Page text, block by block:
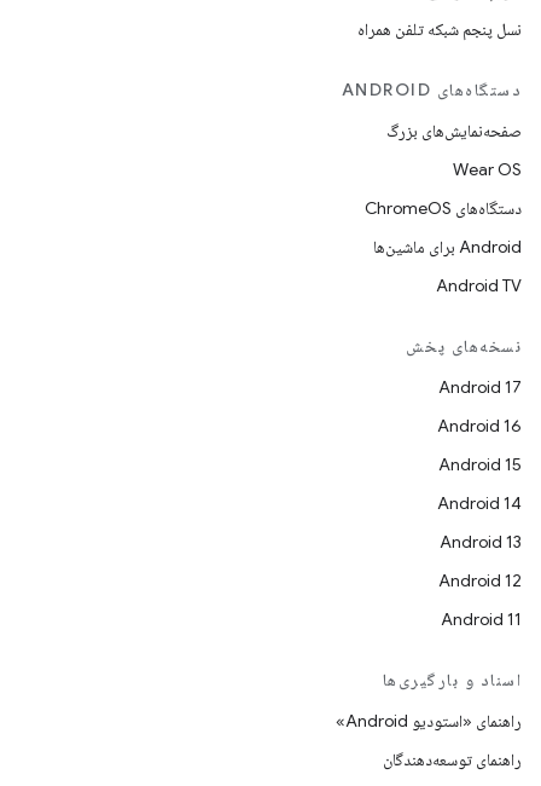
نسل پنجم شبکه تلفن همراه
دستگاه‌های ANDROID
صفحه‌نمایش‌های بزرگ
Wear OS
دستگاه‌های ChromeOS
Android برای ماشین‌ها
Android TV
نسخه‌های پخش
Android 17
Android 16
Android 15
Android 14
Android 13
Android 12
Android 11
اسناد و بارگیری‌ها
راهنمای «استودیو Android»
راهنمای توسعه‌دهندگان